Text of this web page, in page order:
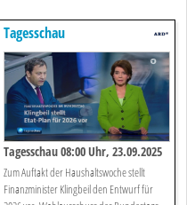
Tagesschau
Tagesschau 08:00 Uhr, 23.09.2025
Zum Auftakt der Haushaltswoche stellt
Finanzminister Klingbeil den Entwurf für